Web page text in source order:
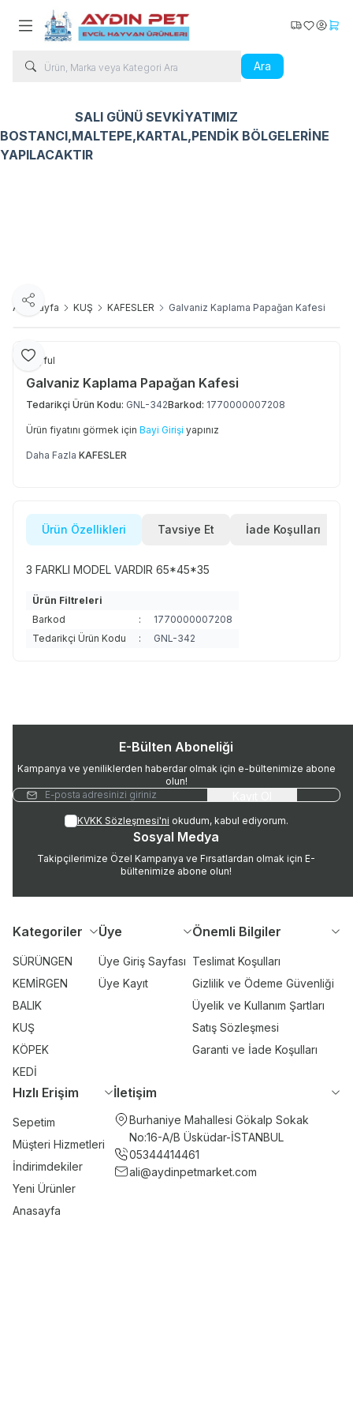
Ara
Kargo Takip
Favorilerim
SALI GÜNÜ SEVKİYATIMIZ
BOSTANCI,MALTEPE,KARTAL,PENDİK BÖLGELERİNE
YAPILACAKTIR
Ana Sayfa KUŞ KAFESLER Galvaniz Kaplama Papağan Kafesi
Favoriye Ekle
Paylaş
Joyful
Galvaniz Kaplama Papağan Kafesi
Tedarikçi Ürün Kodu: GNL-342Barkod: 1770000007208
Ürün fiyatını görmek için Bayi Girişi yapınız
Daha Fazla KAFESLER
Ürün Özellikleri Tavsiye Et İade Koşulları
3 FARKLI MODEL VARDIR 65*45*35
Ürün Filtreleri
Barkod
:
1770000007208
Tedarikçi Ürün Kodu
: GNL-342
E-Bülten Aboneliği
Kampanya ve yeniliklerden haberdar olmak için e-bültenimize abone
olun!
KVKK Sözleşmesi'ni okudum, kabul ediyorum.
Sosyal Medya
Takipçilerimize Özel Kampanya ve Fırsatlardan olmak için E-
bültenimize abone olun!
Kategoriler
SÜRÜNGEN
KEMİRGEN
BALIK
KUŞ
KÖPEK
KEDİ
Üye
Üye Giriş Sayfası
Üye Kayıt
Önemli Bilgiler
Teslimat Koşulları
Gizlilik ve Ödeme Güvenliği
Üyelik ve Kullanım Şartları
Satış Sözleşmesi
Garanti ve İade Koşulları
Hızlı Erişim
Sepetim
Müşteri Hizmetleri
İndirimdekiler
Yeni Ürünler
Anasayfa
İletişim
Burhaniye Mahallesi Gökalp Sokak
No:16-A/B Üsküdar-İSTANBUL
05344414461
ali@aydinpetmarket.com